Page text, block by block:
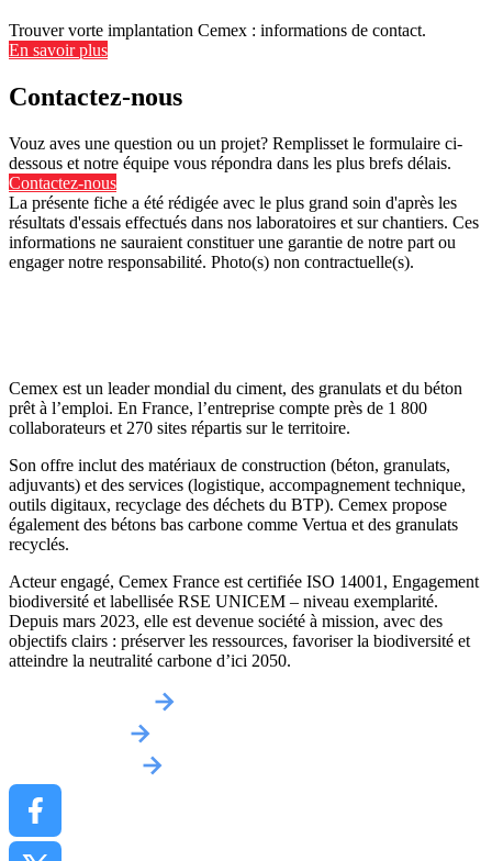
Trouver vorte implantation Cemex : informations de contact.
En savoir plus
Contactez-nous
Vouz aves une question ou un projet? Remplisset le formulaire ci-
dessous et notre équipe vous répondra dans les plus brefs délais.
Contactez-nous
La présente fiche a été rédigée avec le plus grand soin d'après les
résultats d'essais effectués dans nos laboratoires et sur chantiers. Ces
informations ne sauraient constituer une garantie de notre part ou
engager notre responsabilité. Photo(s) non contractuelle(s).
Cemex est un leader mondial du ciment, des granulats et du béton
prêt à l’emploi. En France, l’entreprise compte près de 1 800
collaborateurs et 270 sites répartis sur le territoire.
Son offre inclut des matériaux de construction (béton, granulats,
adjuvants) et des services (logistique, accompagnement technique,
outils digitaux, recyclage des déchets du BTP). Cemex propose
également des bétons bas carbone comme Vertua et des granulats
recyclés.
Acteur engagé, Cemex France est certifiée ISO 14001, Engagement
biodiversité et labellisée RSE UNICEM – niveau exemplarité.
Depuis mars 2023, elle est devenue société à mission, avec des
objectifs clairs : préserver les ressources, favoriser la biodiversité et
atteindre la neutralité carbone d’ici 2050.